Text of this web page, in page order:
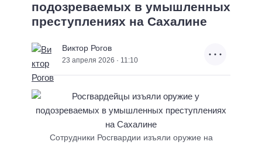
подозреваемых в умышленных
преступлениях на Сахалине
Виктор Рогов
23 апреля 2026 · 11:10
Сотрудники Росгвардии изъяли оружие на